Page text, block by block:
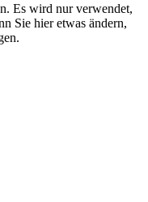
Es wird nur verwendet,
Sie hier etwas ändern,